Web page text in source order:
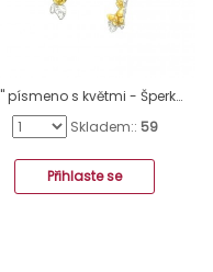
"M" písmeno s květmi - Šperkovní Stříbro 925 Náhrdelníky Bez Kamenů A4S41008
Skladem:: 59
Přihlaste se